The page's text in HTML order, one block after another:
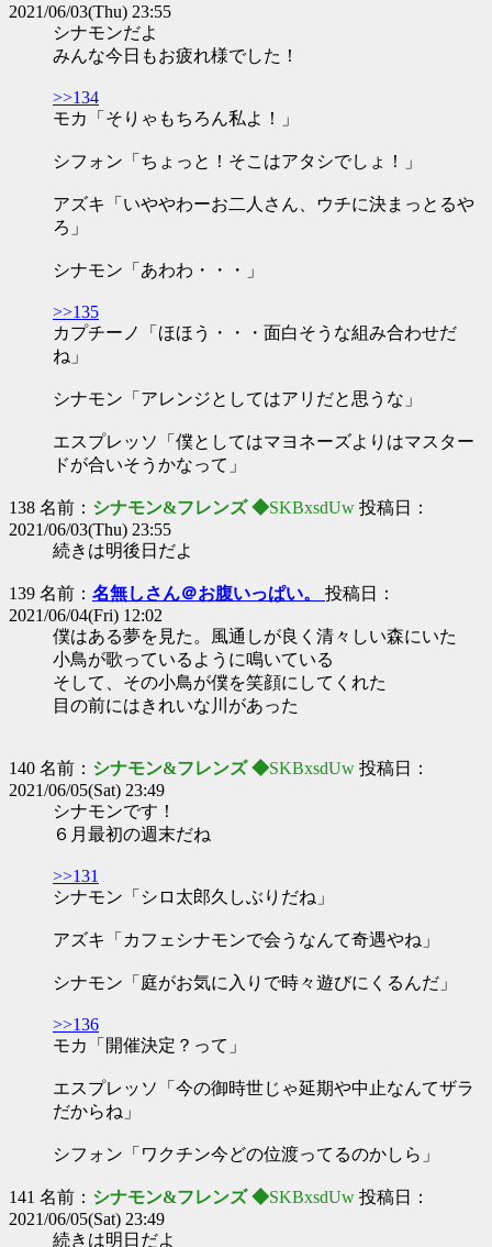
2021/06/03(Thu) 23:55
シナモンだよ
みんな今日もお疲れ様でした！
>>134
モカ「そりゃもちろん私よ！」
シフォン「ちょっと！そこはアタシでしょ！」
アズキ「いややわーお二人さん、ウチに決まっとるや
ろ」
シナモン「あわわ・・・」
>>135
カプチーノ「ほほう・・・面白そうな組み合わせだ
ね」
シナモン「アレンジとしてはアリだと思うな」
エスプレッソ「僕としてはマヨネーズよりはマスター
ドが合いそうかなって」
138 名前： シナモン&フレンズ ◆SKBxsdUw 投稿日：
2021/06/03(Thu) 23:55
続きは明後日だよ
139 名前： 名無しさん＠お腹いっぱい。 投稿日：
2021/06/04(Fri) 12:02
僕はある夢を見た。風通しが良く清々しい森にいた
小鳥が歌っているように鳴いている
そして、その小鳥が僕を笑顔にしてくれた
目の前にはきれいな川があった
140 名前： シナモン&フレンズ ◆SKBxsdUw 投稿日：
2021/06/05(Sat) 23:49
シナモンです！
６月最初の週末だね
>>131
シナモン「シロ太郎久しぶりだね」
アズキ「カフェシナモンで会うなんて奇遇やね」
シナモン「庭がお気に入りで時々遊びにくるんだ」
>>136
モカ「開催決定？って」
エスプレッソ「今の御時世じゃ延期や中止なんてザラ
だからね」
シフォン「ワクチン今どの位渡ってるのかしら」
141 名前： シナモン&フレンズ ◆SKBxsdUw 投稿日：
2021/06/05(Sat) 23:49
続きは明日だよ